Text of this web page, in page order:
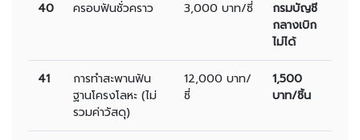
40 ครอบฟันชั่วคราว 3,000 บาท/ซี่
กรมบัญชี
กลางเบิก
ไม่ได้
41
การทำสะพานฟัน
ฐานโครงโลหะ (ไม่
รวมค่าวัสดุ)
12,000 บาท/
ซี่
1,500
บาท/ชิ้น